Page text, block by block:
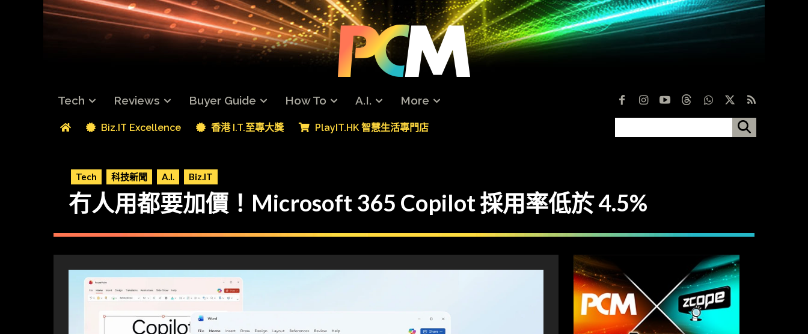
Tech Reviews Buyer Guide How To A.I. More
Biz.IT Excellence 香港 I.T.至專大獎 PlayIT.HK 智慧生活專門店
Tech 科技新聞 A.I. Biz.IT
冇人用都要加價！Microsoft 365 Copilot 採用率低於 4.5%